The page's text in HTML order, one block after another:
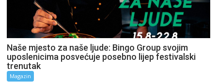
Naše mjesto za naše ljude: Bingo Group svojim
uposlenicima posvećuje posebno lijep festivalski
trenutak
Magazin